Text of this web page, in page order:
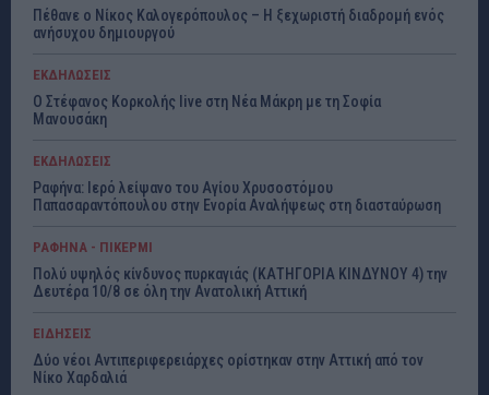
Πέθανε ο Νίκος Καλογερόπουλος – Η ξεχωριστή διαδρομή ενός
ανήσυχου δημιουργού
ΕΚΔΗΛΩΣΕΙΣ
Ο Στέφανος Κορκολής live στη Νέα Μάκρη με τη Σοφία
Μανουσάκη
ΕΚΔΗΛΩΣΕΙΣ
Ραφήνα: Ιερό λείψανο του Αγίου Χρυσοστόμου
Παπασαραντόπουλου στην Ενορία Αναλήψεως στη διασταύρωση
ΡΑΦΗΝΑ - ΠΙΚΕΡΜΙ
Πολύ υψηλός κίνδυνος πυρκαγιάς (ΚΑΤΗΓΟΡΙΑ ΚΙΝΔΥΝΟΥ 4) την
Δευτέρα 10/8 σε όλη την Ανατολική Αττική
ΕΙΔΗΣΕΙΣ
Δύο νέοι Αντιπεριφερειάρχες ορίστηκαν στην Αττική από τον
Νίκο Χαρδαλιά